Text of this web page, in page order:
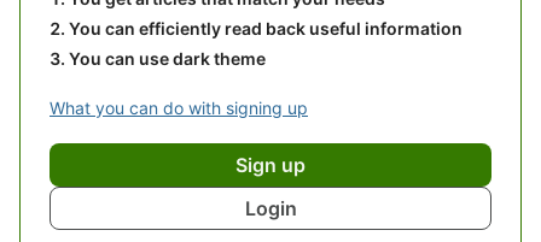
You can efficiently read back useful information
You can use dark theme
What you can do with signing up
Sign up
Login